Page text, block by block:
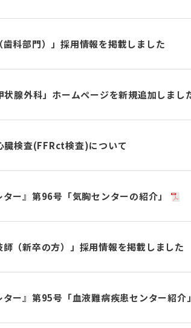
歯科部門）」採用情報を掲載しました
状腺外科」ホームページを新規追加しまし
臓検査(FFRct検査)について
ター』第96号「気胸センターの紹介」
師（新卒の方）」採用情報を掲載しました
ター』第95号「血液難病疾患センター紹介」